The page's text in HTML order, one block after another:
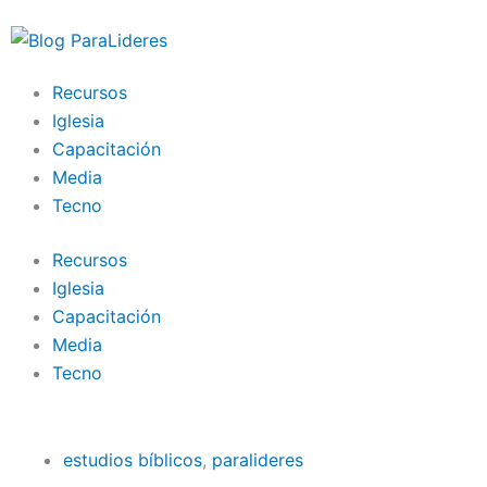
al
Recursos
Iglesia
Capacitación
Media
Tecno
Recursos
Iglesia
Capacitación
Media
Tecno
estudios bíblicos, paralideres